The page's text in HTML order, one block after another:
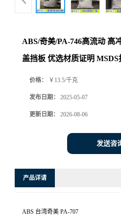
ABS/奇美/PA-746高流动 高
盖挡板 优选材质证明 MSDS
价格： ￥13.5/千克
发布日期： 2025-05-07
更新日期： 2026-08-06
发送咨
产品详请
ABS 台湾奇美 PA-707